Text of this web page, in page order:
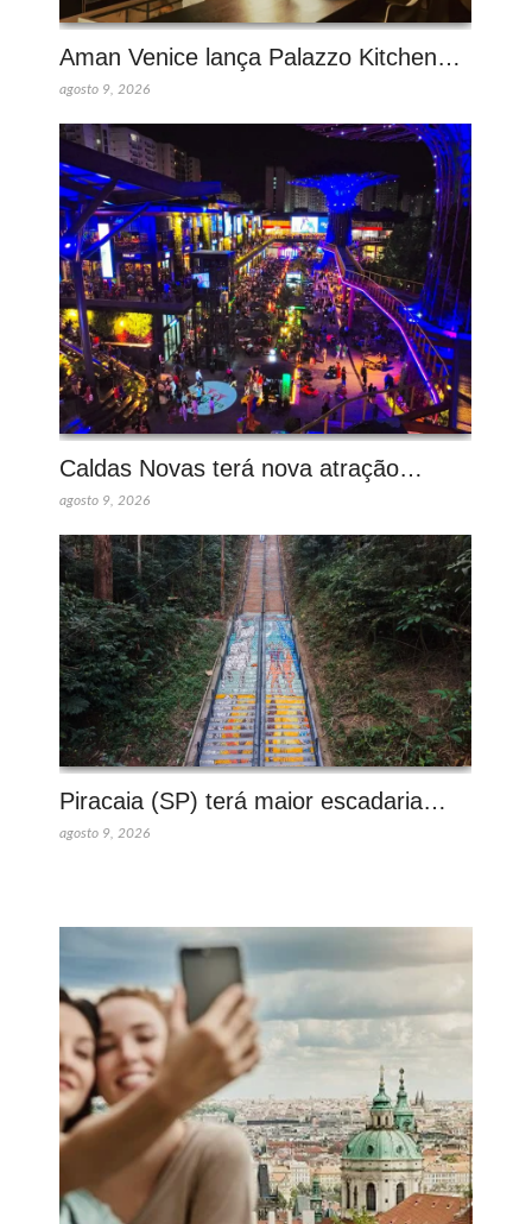
Aman Venice lança Palazzo Kitchen…
agosto 9, 2026
Caldas Novas terá nova atração…
agosto 9, 2026
Piracaia (SP) terá maior escadaria…
agosto 9, 2026